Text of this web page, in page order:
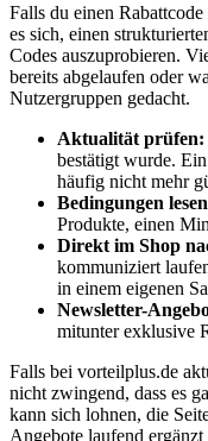
Falls du einen
es sich, einen
Codes auszuprobieren.
bereits abgelaufen oder
Nutzergruppen gedacht.
Aktualität prüfen:
bestätigt wurde.
häufig nicht mehr
Bedingungen
Produkte, einen
Direkt im Shop
kommuniziert
in einem eigenen
Newsletter-
mitunter exklusive
Falls bei vorteilplus.de
nicht zwingend, dass es
kann sich lohnen, die
Angebote laufend ergänzt